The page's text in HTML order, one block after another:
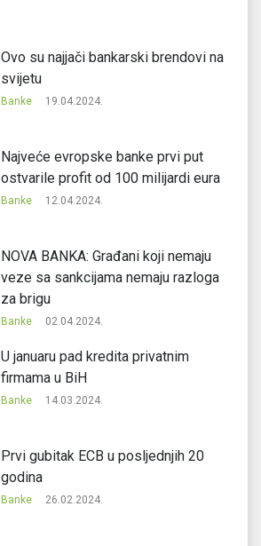
Ovo su najjači bankarski brendovi na
svijetu
Banke 19.04.2024.
Najveće evropske banke prvi put
ostvarile profit od 100 milijardi eura
Banke 12.04.2024.
NOVA BANKA: Građani koji nemaju
veze sa sankcijama nemaju razloga
za brigu
Banke 02.04.2024.
U januaru pad kredita privatnim
firmama u BiH
Banke 14.03.2024.
Prvi gubitak ECB u posljednjih 20
godina
Banke 26.02.2024.